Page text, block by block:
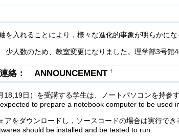
を入れることにより，様々な進化的事象が明らかにな
人数のため、教室変更になりました。理学部3号館
絡： ANNOUNCEMENT †
18,19日）を受講する学生は、ノートパソコンを持参
to prepare a notebook computer to be used
アをダウンロードし，ソースコードの場合は実行で
should be installed and be tested to run.